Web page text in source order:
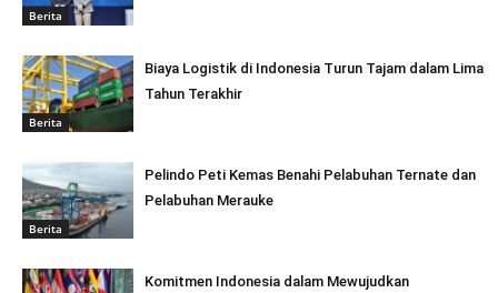
Berita
Berita
Biaya Logistik di Indonesia Turun Tajam dalam Lima
Tahun Terakhir
Berita
Pelindo Peti Kemas Benahi Pelabuhan Ternate dan
Pelabuhan Merauke
Komitmen Indonesia dalam Mewujudkan